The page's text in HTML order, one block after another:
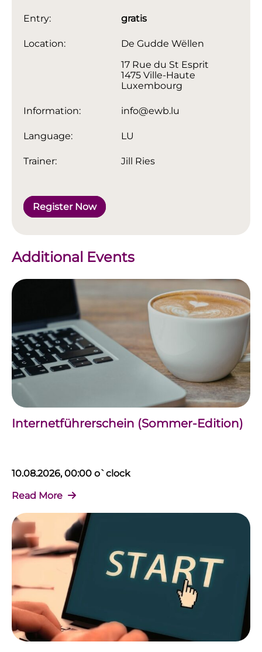
Entry: gratis
Location:
De Gudde Wëllen
17 Rue du St Esprit
1475 Ville-Haute
Luxembourg
Information: info@ewb.lu
Language: LU
Trainer: Jill Ries
Register Now
Additional Events
Internetführerschein (Sommer-Edition)
10.08.2026, 00:00 o`clock
Read More